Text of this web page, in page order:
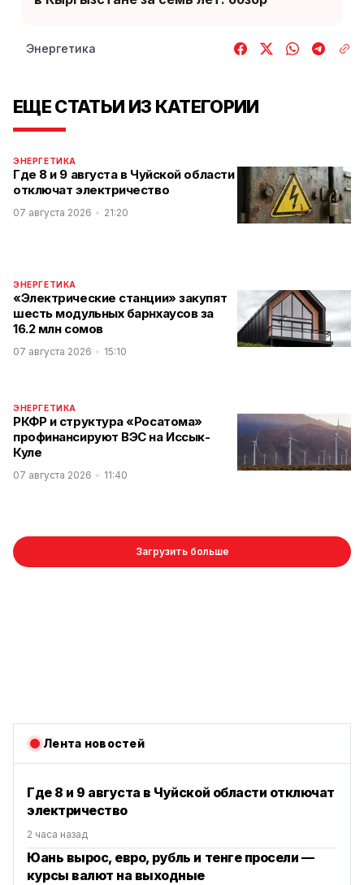
Энергетика
ЕЩЕ СТАТЬИ ИЗ КАТЕГОРИИ
ЭНЕРГЕТИКА
Где 8 и 9 августа в Чуйской области
отключат электричество
07 августа 2026 21:20
ЭНЕРГЕТИКА
«Электрические станции» закупят
шесть модульных барнхаусов за
16.2 млн сомов
07 августа 2026 15:10
ЭНЕРГЕТИКА
РКФР и структура «Росатома»
профинансируют ВЭС на Иссык-
Куле
07 августа 2026 11:40
Загрузить больше
Лента новостей
Где 8 и 9 августа в Чуйской области отключат
электричество
2 часа назад
Юань вырос, евро, рубль и тенге просели —
курсы валют на выходные